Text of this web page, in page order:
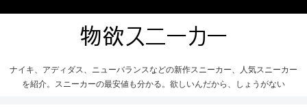
ナイキ、アディダス、ニューバランスなどの新作スニーカー、人気スニーカー
を紹介。スニーカーの最安値も分かる。欲しいんだから、しょうがない